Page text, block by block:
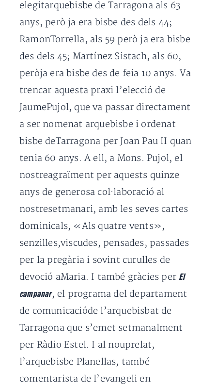
elegitarquebisbe de Tarragona als 63
anys, però ja era bisbe des dels 44;
RamonTorrella, als 59 però ja era bisbe
des dels 45; Martínez Sistach, als 60,
peròja era bisbe des de feia 10 anys. Va
trencar aquesta praxi l’elecció de
JaumePujol, que va passar directament
a ser nomenat arquebisbe i ordenat
bisbe deTarragona per Joan Pau II quan
tenia 60 anys. A ell, a Mons. Pujol, el
nostreagraïment per aquests quinze
anys de generosa col·laboració al
nostresetmanari, amb les seves cartes
dominicals, «Als quatre vents»,
senzilles,viscudes, pensades, passades
per la pregària i sovint curulles de
devoció aMaria. I també gràcies per El
campanar, el programa del departament
de comunicacióde l’arquebisbat de
Tarragona que s’emet setmanalment
per Ràdio Estel. I al nouprelat,
l’arquebisbe Planellas, també
comentarista de l’evangeli en